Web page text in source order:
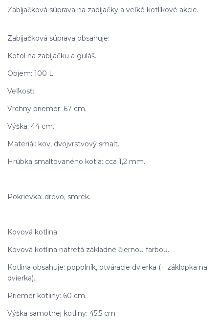
Zabíjačková súprava na zabíjačky a veľké kotlíkové akcie.
Zabijačková súprava obsahuje:
Kotol na zabíjačku a guláš.
Objem: 100 L.
Veľkosť:
Vrchny priemer: 67 cm.
Výška: 44 cm.
Materiál: kov, dvojvrstvový smalt.
Hrúbka smaltovaného kotla: cca 1,2 mm.
Pokrievka: drevo, smrek.
Kovová kotlina.
Kovová kotlina natretá základné čiernou farbou.
Kotlina obsahuje: popolník, otváracie dvierka (+ záklopka na
dvierka).
Priemer kotliny: 60 cm.
Výška samotnej kotliny: 45,5 cm.